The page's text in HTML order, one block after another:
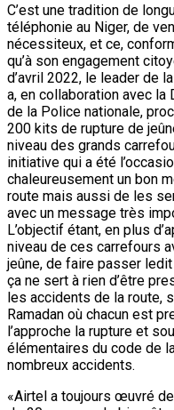
C’est une tradition de
téléphonie au Niger, de
nécessiteux, et ce,
qu’à son engagement
d’avril 2022, le leader de
a, en collaboration avec
de la Police nationale,
200 kits de rupture de
niveau des grands
initiative qui a été
chaleureusement un bon
route mais aussi de les
avec un message très
L’objectif étant, en plus
niveau de ces carrefours
jeûne, de faire passer
ça ne sert à rien d’être
les accidents de la route,
Ramadan où chacun est
l’approche la rupture et
élémentaires du code de
nombreux accidents.
«Airtel a toujours œuvré